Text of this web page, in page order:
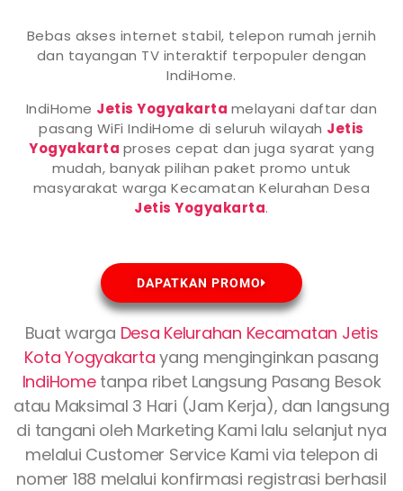
Bebas akses internet stabil, telepon rumah jernih
dan tayangan TV interaktif terpopuler dengan
IndiHome.
IndiHome Jetis Yogyakarta melayani daftar dan
pasang WiFi IndiHome di seluruh wilayah Jetis
Yogyakarta proses cepat dan juga syarat yang
mudah, banyak pilihan paket promo untuk
masyarakat warga Kecamatan Kelurahan Desa
Jetis Yogyakarta.
DAPATKAN PROMO
Buat warga Desa Kelurahan Kecamatan Jetis
Kota Yogyakartayang menginginkan pasang
IndiHometanpa ribet Langsung Pasang Besok
atau Maksimal 3 Hari (Jam Kerja), dan langsung
di tangani oleh Marketing Kami lalu selanjut nya
melalui Customer Service Kami via telepon di
nomer 188 melalui konfirmasi registrasi berhasil